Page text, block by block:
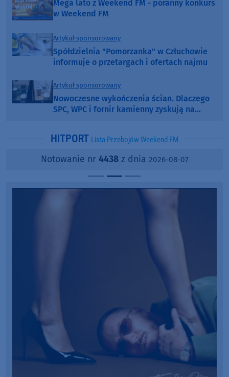
Mega lato z Weekend FM - poranny konkurs
w Weekend FM
Artykuł sponsorowany
Spółdzielnia "Pomorzanka" w Człuchowie
informuje o przetargach i ofertach najmu
Artykuł sponsorowany
Nowoczesne wykończenia ścian. Dlaczego
SPC, WPC i fornir kamienny zyskują na
HITPORT Lista Przebojów Weekend FM
Notowanie nr 4438z dnia 2026-08-07